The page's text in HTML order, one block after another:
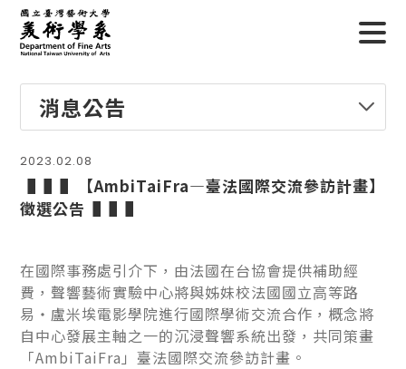
消息公告
2023.02.08
▐▐▐ ​ 【AmbiTaiFra—臺法國際交流參訪計畫】
徵選公告▐▐▐
在國際事務處引介下，由法國在台協會提供補助經
費，聲響藝術實驗中心將與姊妹校法國國立⾼等路
易・盧米埃電影學院進行國際學術交流合作，概念將
自中心發展主軸之一的沉浸聲響系統出發，共同策畫
「AmbiTaiFra」臺法國際交流參訪計畫。